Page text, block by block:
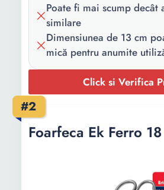
Poate fi mai scump decât
similare
Dimensiunea de 13 cm
mică pentru anumite
Click si Verifica
#2
Foarfeca Ek Ferro